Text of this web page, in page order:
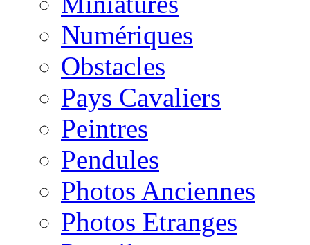
Numériques
Obstacles
Pays Cavaliers
Peintres
Pendules
Photos Anciennes
Photos Etranges